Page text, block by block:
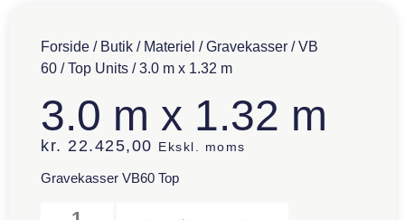
Forside / Butik / Materiel /Gravekasser /VB
60 /Top Units / 3.0 m x 1.32 m
3.0 m x 1.32 m
kr. 22.425,00 Ekskl. moms
Gravekasser VB60 Top